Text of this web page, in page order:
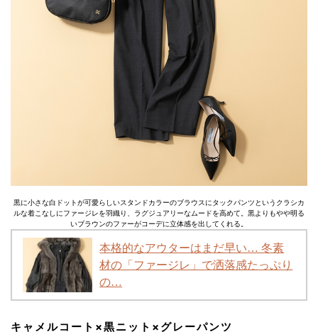
黒に小さな白ドットが可愛らしいスタンドカラーのブラウスにタックパンツというクラシカ
ルな着こなしにファージレを羽織り、ラグジュアリーなムードを高めて。黒よりもやや明る
いブラウンのファーがコーデに立体感を出してくれる。
本格的なアウターはまだ早い… 冬素
材の「ファージレ」で洒落感たっぷり
の…
キャメルコート×黒ニット×グレーパンツ